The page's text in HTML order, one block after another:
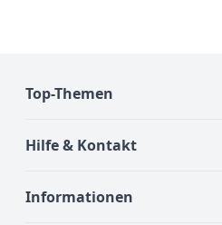
Top-Themen
Hilfe & Kontakt
Informationen